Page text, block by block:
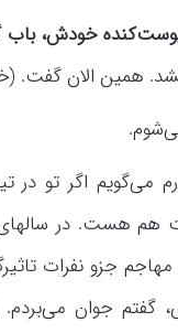
خودش، باب
همین الان گفت.
می‌گویم اگر تو
هست. در سالهای
مهاجم جزو نفرات
گفتم جوان